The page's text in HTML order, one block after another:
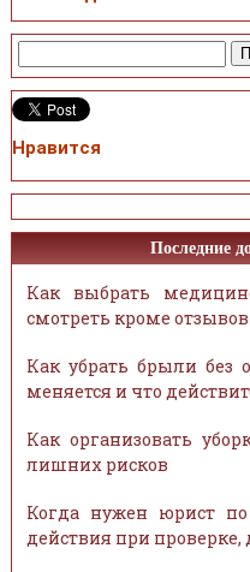
Нравится
Последние
Как выбрать
смотреть кроме отзывов
Как убрать брыли без
меняется и что
Как организовать
лишних рисков
Когда нужен юрист
действия при проверке,